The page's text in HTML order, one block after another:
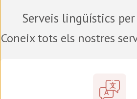
Serveis lingüístics
Coneix tots els nostres